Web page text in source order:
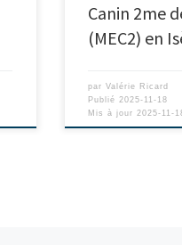
Canin 2me
(MEC2) en
parValérie Ricard
Publié2025-11-18
Mis à jour 2025-11-